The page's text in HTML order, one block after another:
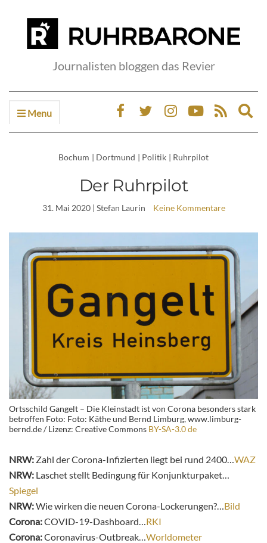
Journalisten bloggen das Revier
Menu
Bochum | Dortmund | Politik | Ruhrpilot
Der Ruhrpilot
31. Mai 2020| Stefan Laurin Keine Kommentare
Ortsschild Gangelt – Die Kleinstadt ist von Corona besonders stark
betroffen Foto: Foto: Käthe und Bernd Limburg, www.limburg-
bernd.de / Lizenz: Creative Commons BY-SA-3.0 de
NRW: Zahl der Corona-Infizierten liegt bei rund 2400…WAZ
NRW: Laschet stellt Bedingung für Konjunkturpaket…
Spiegel
NRW:Wie wirken die neuen Corona-Lockerungen?…Bild
Corona:COVID-19-Dashboard…RKI
Corona:Coronavirus-Outbreak…Worldometer